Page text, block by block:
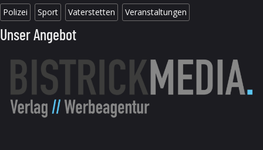
Polizei Sport Vaterstetten Veranstaltungen
Unser Angebot